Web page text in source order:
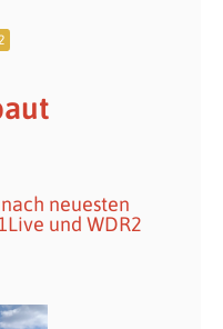
neuesten
und WDR2